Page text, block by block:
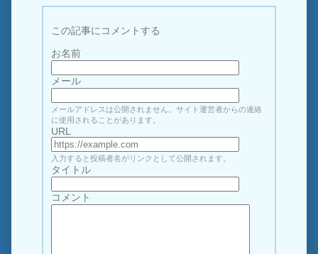
この記事にコメントする
お名前
メール
メールアドレスは公開されません。サイト運営者からの連絡
に使用されることがあります。
URL
入力すると投稿者名がリンクとして公開されます。
タイトル
コメント